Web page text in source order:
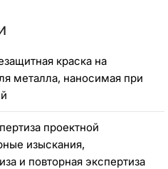
краска на
металла, наносимая при
проектной
изыскания,
и повторная экспертиза